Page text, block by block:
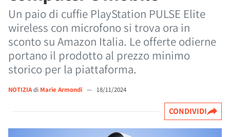
Un paio di cuffie PlayStation PULSE Elite
wireless con microfono si trova ora in
sconto su Amazon Italia. Le offerte odierne
portano il prodotto al prezzo minimo
storico per la piattaforma.
NOTIZIAdi Marie Armondi — 18/11/2024
CONDIVIDI